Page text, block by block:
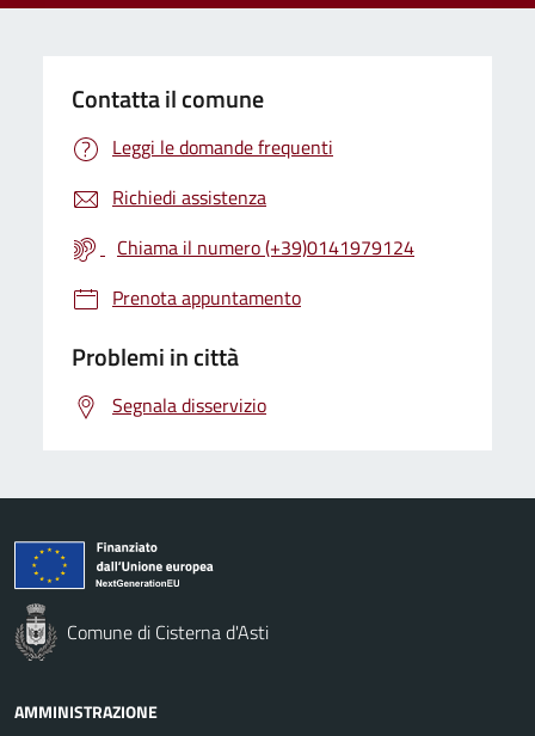
Contatta il comune
Leggi le domande frequenti
Richiedi assistenza
Chiama il numero (+39)0141979124
Prenota appuntamento
Problemi in città
Segnala disservizio
Comune di Cisterna d'Asti
AMMINISTRAZIONE